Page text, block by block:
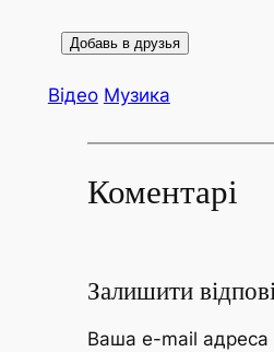
Відео Музика
Коментарі
Залишити
Ваша e-mail адреса